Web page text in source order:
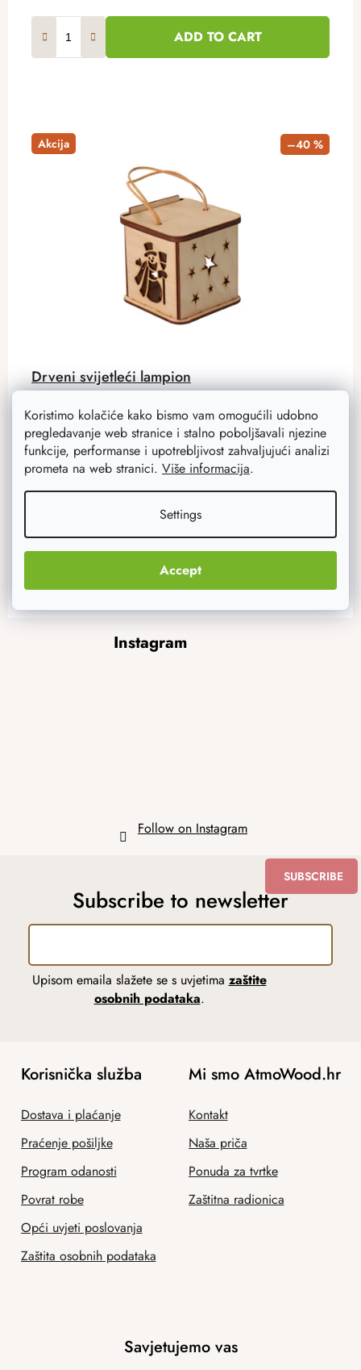
Koristimo kolačiće kako bismo vam omogućili udobno
pregledavanje web stranice i stalno poboljšavali njezine
funkcije, performanse i upotrebljivost zahvaljujući analizi
prometa na web stranici. Više informacija.
Settings
Accept
ADD TO CART
Akcija –40 %
Drveni svijetleći lampion
6,70 €
11,20 €
Na zalihi7 kom
ADD TO CART
graviranjem. U paketu je i svjetleća svijeća.
Instagram
Follow on Instagram
Subscribe to newsletter
Upisom emaila slažete se s uvjetima zaštite
osobnih podataka.
SUBSCRIBE
Korisnička služba
Dostava i plaćanje
Praćenje pošiljke
Program odanosti
Povrat robe
Opći uvjeti poslovanja
Zaštita osobnih podataka
Mi smo AtmoWood.hr
Kontakt
Naša priča
Ponuda za tvrtke
Zaštitna radionica
Savjetujemo vas